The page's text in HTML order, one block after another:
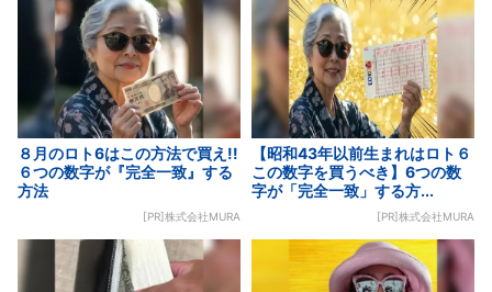
８月のロト6はこの方法で買え!!
６つの数字が『完全一致』する
方法
[PR]株式会社MURA
【昭和43年以前生まれはロト６
この数字を買うべき】6つの数
字が「完全一致」する方...
[PR]株式会社MURA